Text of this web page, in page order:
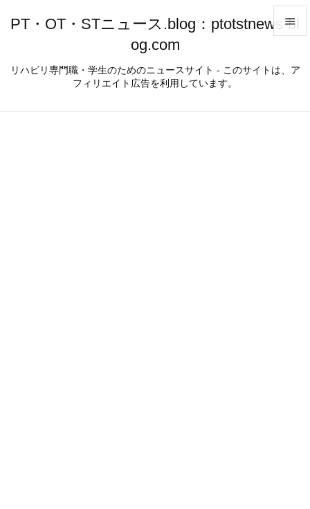
PT・OT・STニュース.blog：ptotstnews-bl
og.com
リハビリ専門職・学生のためのニュースサイト - このサイトは、ア
フィリエイト広告を利用しています。
